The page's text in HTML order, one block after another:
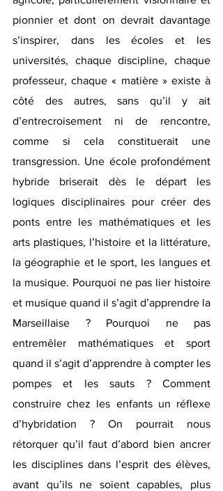
pionnier et dont on devrait davantage
s’inspirer, dans les écoles et les
universités, chaque discipline, chaque
professeur, chaque « matière » existe à
côté des autres, sans qu’il y ait
d’entrecroisement ni de rencontre,
comme si cela constituerait une
transgression. Une école profondément
hybride briserait dès le départ les
logiques disciplinaires pour créer des
ponts entre les mathématiques et les
arts plastiques, l’histoire et la littérature,
la géographie et le sport, les langues et
la musique. Pourquoi ne pas lier histoire
et musique quand il s’agit d’apprendre la
Marseillaise ? Pourquoi ne pas
entremêler mathématiques et sport
quand il s’agit d’apprendre à compter les
pompes et les sauts ? Comment
construire chez les enfants un réflexe
d’hybridation ? On pourrait nous
rétorquer qu’il faut d’abord bien ancrer
les disciplines dans l’esprit des élèves,
avant qu’ils ne soient capables, plus